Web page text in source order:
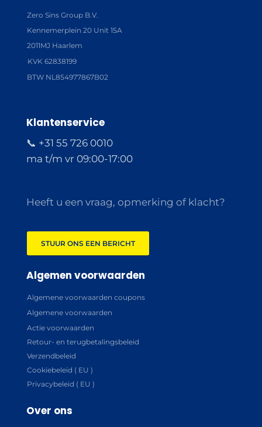
Zero Sins Group B.V.
Kennemerplein 20 Unit 15A
2011MJ Haarlem
KVK 62838199
BTW NL854977867B02
Klantenservice
📞 +31 55 726 0010
ma t/m vr 09:00-17:00
Heeft u een vraag, opmerking of klacht?
STUUR ONS EEN BERICHT
Algemen voorwaarden
Algemene voorwaarden coupons
Algemene voorwaarden
Actie voorwaarden
Retour- en terugbetalingsbeleid
Verzendbeleid
Cookiebeleid ( EU )
Privacybeleid ( EU )
Over ons